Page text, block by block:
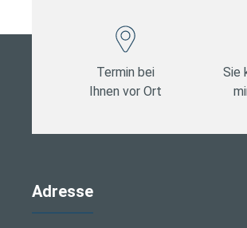
Termin bei
Ihnen vor Ort
Sie
Adresse